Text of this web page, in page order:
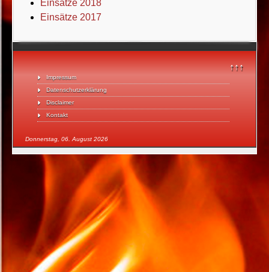
↑↑↑
Impressum
Datenschutzerklärung
Disclaimer
Kontakt
Donnerstag, 06. August 2026
Einsätze 2018
Einsätze 2017